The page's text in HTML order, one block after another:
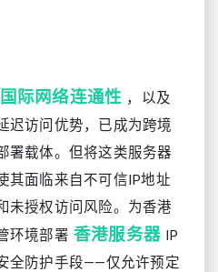
国际网络连通性 ，以及
迟访问优势，已成为跨境
署载体。但将这类服务器
其面临来自不可信IP地址
未授权访问风险。为香港
环境部署 香港服务器 IP
全防护手段——仅允许预定